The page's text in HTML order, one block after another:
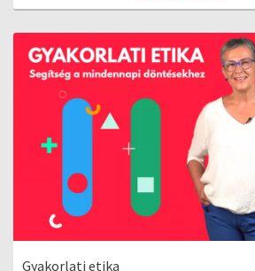
Gyakorlati etika